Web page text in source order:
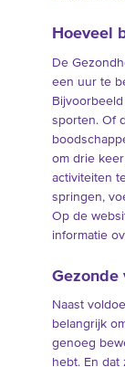
Hoeveel
De
een uur te
sporten. Of
om drie
activiteiten
springen,
Op de
informatie
Gezonde
Naast
belangrijk
genoeg
hebt. En